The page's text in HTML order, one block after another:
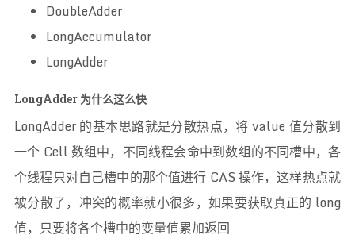
DoubleAdder
LongAccumulator
LongAdder
LongAdder 为什么这么快
LongAdder 的基本思路就是分散热点，将 value 值分散到
一个 Cell 数组中，不同线程会命中到数组的不同槽中，各
个线程只对自己槽中的那个值进行 CAS 操作，这样热点就
被分散了，冲突的概率就小很多，如果要获取真正的 long
值，只要将各个槽中的变量值累加返回